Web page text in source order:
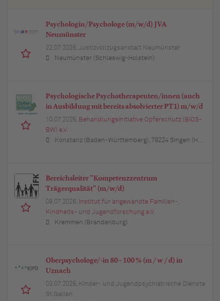
Psychologin/Psychologe (m/w/d) JVA
Neumünster
22.07.2026, Justizvollzugsanstalt Neumünster
Neumünster (Schleswig-Holstein)
Psychologische Psychotherapeuten/innen (auch
in Ausbildung mit bereits absolvierter PT1) m/w/d
10.07.2026, Behandlungsinitiative Opferschutz (BIOS-
BW) e.V.
Konstanz (Baden-Württemberg), 78224 Singen (Hohentwiel) (Baden-Württemberg)
Bereichsleiter "Kompetenzzentrum
Trägerqualität" (m/w/d)
08.07.2026, Institut für angewandte Familien-,
Kindheits- und Jugendforschung e.V.
Kremmen (Brandenburg)
Oberpsychologe/-in 80 – 100 % (m / w / d) in
Uznach
03.07.2026, Kinder- und Jugendpsychiatrische Dienste
St.Gallen